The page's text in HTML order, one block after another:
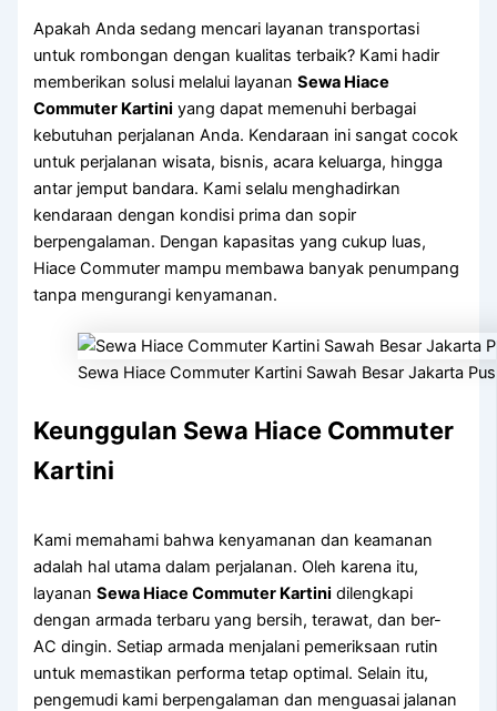
Apakah Anda sedang mencari layanan transportasi
untuk rombongan dengan kualitas terbaik? Kami hadir
memberikan solusi melalui layananSewa Hiace
Commuter Kartini yang dapat memenuhi berbagai
kebutuhan perjalanan Anda. Kendaraan ini sangat cocok
untuk perjalanan wisata, bisnis, acara keluarga, hingga
antar jemput bandara. Kami selalu menghadirkan
kendaraan dengan kondisi prima dan sopir
berpengalaman. Dengan kapasitas yang cukup luas,
Hiace Commuter mampu membawa banyak penumpang
tanpa mengurangi kenyamanan.
Sewa Hiace Commuter Kartini Sawah Besar Jakarta
Keunggulan Sewa Hiace Commuter
Kartini
Kami memahami bahwa kenyamanan dan keamanan
adalah hal utama dalam perjalanan. Oleh karena itu,
layananSewa Hiace Commuter Kartini dilengkapi
dengan armada terbaru yang bersih, terawat, dan ber-
AC dingin. Setiap armada menjalani pemeriksaan rutin
untuk memastikan performa tetap optimal. Selain itu,
pengemudi kami berpengalaman dan menguasai jalanan